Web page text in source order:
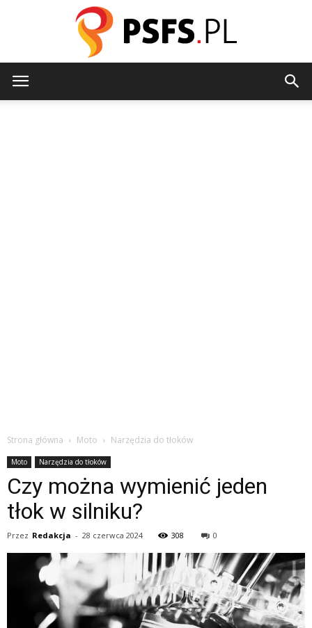
Strona główna Moto Narzędzia do tłoków
Moto Narzędzia do tłoków
Czy można wymienić jeden
tłok w silniku?
Przez Redakcja - 28 czerwca 2024 308 0